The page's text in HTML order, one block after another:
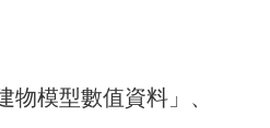
模型數值資料」、